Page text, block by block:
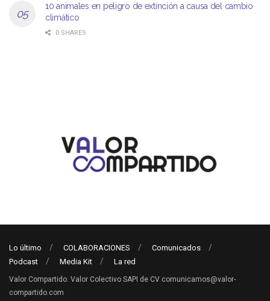
10 animales en peligro de extinción a causa del cambio
climático
0 SHARES
Lo último COLABORACIONES
Comunicados
Podcast
Media Kit La red
Valor Compartido. Valor Colectivo SAPI de CV comunicamos@valor-
compartido.com